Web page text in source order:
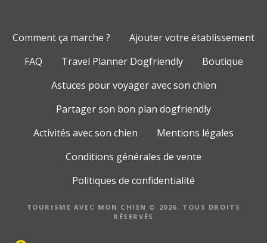
Comment ça marche ?
Ajouter votre établissement
FAQ
Travel Planner Dogfriendly
Boutique
Astuces pour voyager avec son chien
Partager son bon plan dogfriendly
Activités avec son chien
Mentions légales
Conditions générales de vente
Politiques de confidentialité
TOURISME AVEC MON CHIEN © 2026. TOUS DROITS
RÉSERVÉS